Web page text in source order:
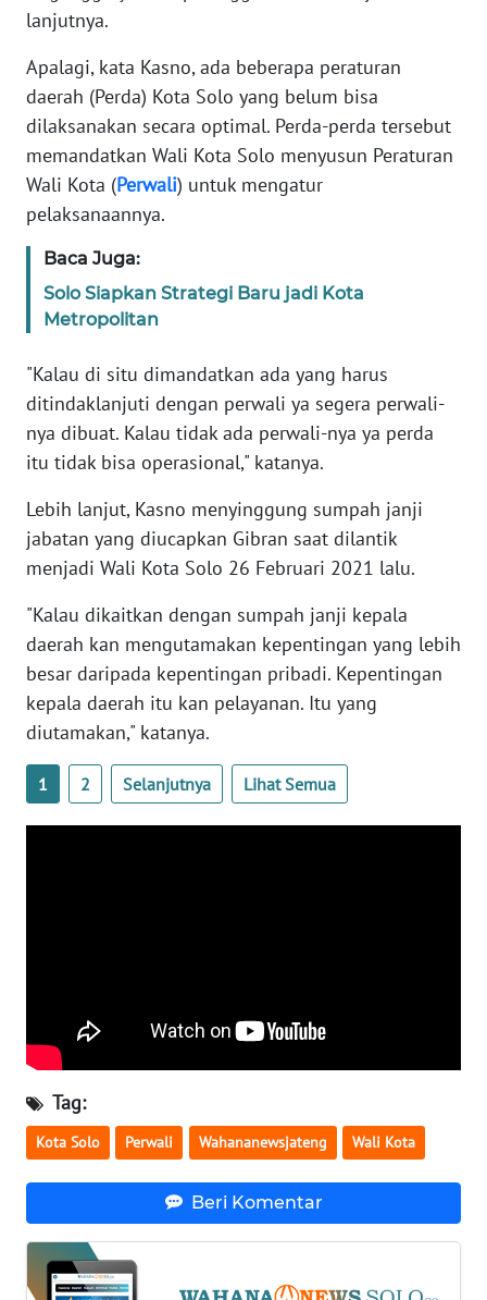
lanjutnya.
Apalagi, kata Kasno, ada beberapa peraturan
daerah (Perda) Kota Solo yang belum bisa
dilaksanakan secara optimal. Perda-perda tersebut
memandatkan Wali Kota Solo menyusun Peraturan
Wali Kota (Perwali) untuk mengatur
pelaksanaannya.
Baca Juga:
Solo Siapkan Strategi Baru jadi Kota
Metropolitan
"Kalau di situ dimandatkan ada yang harus
ditindaklanjuti dengan perwali ya segera perwali-
nya dibuat. Kalau tidak ada perwali-nya ya perda
itu tidak bisa operasional," katanya.
Lebih lanjut, Kasno menyinggung sumpah janji
jabatan yang diucapkan Gibran saat dilantik
menjadi Wali Kota Solo 26 Februari 2021 lalu.
"Kalau dikaitkan dengan sumpah janji kepala
daerah kan mengutamakan kepentingan yang lebih
besar daripada kepentingan pribadi. Kepentingan
kepala daerah itu kan pelayanan. Itu yang
diutamakan," katanya.
1 2 Selanjutnya Lihat Semua
Tag:
Kota Solo Perwali Wahananewsjateng Wali Kota
Beri Komentar
JABAR
WN
BANTEN
WN
KEPRI
WN
PAPUA
BARAT
RIAU
WN
WN
JAMBI
WN
WN
WN
SUMBAR
WN
SUMSEL